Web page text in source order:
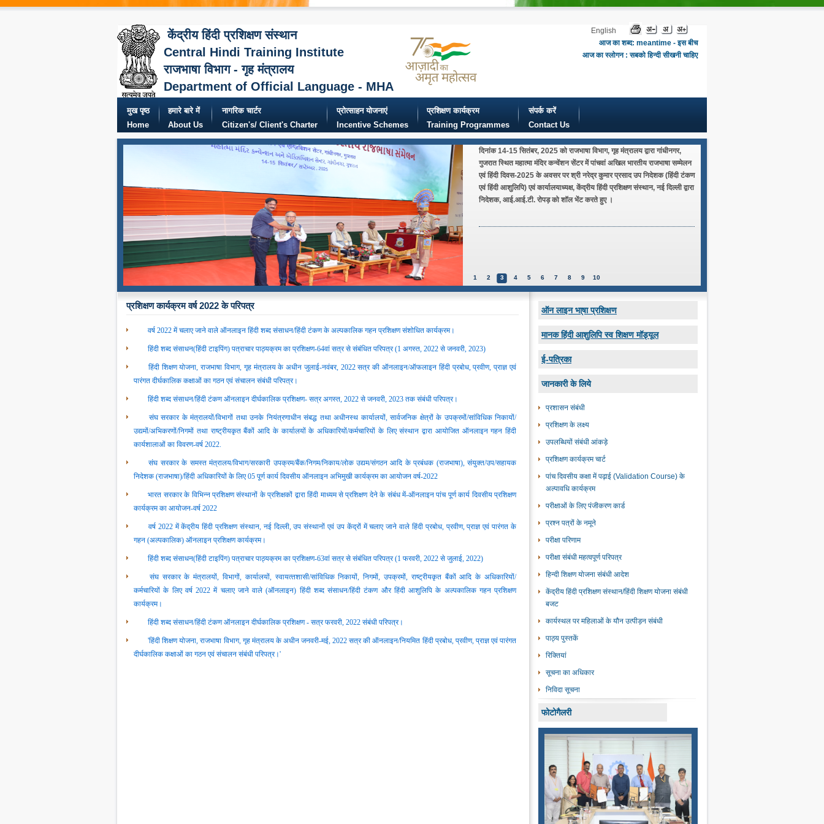
केंद्रीय हिंदी प्रशिक्षण संस्थान
Central Hindi Training Institute
राजभाषा विभाग - गृह मंत्रालय
Department of Official Language - MHA
English
आज का शब्द: meantime - इस बीच
आज का स्लोगन : सबको हिन्दी सीखनी चाहिए
मुख पृष्ठ
Home
हमारे बारे में
About Us
नागरिक चार्टर
Citizen's/ Client's Charter
प्रोत्साहन योजनाएं
Incentive Schemes
प्रशिक्षण कार्यक्रम
Training Programmes
संपर्क करें
Contact Us
दिनांक 14-15 सितंबर, 2025 को राजभाषा विभाग, गृह मंत्रालय द्वारा गांधीनगर,
गुजरात स्थित महात्मा मंदिर कन्वेंशन सेंटर में पांचवां अखिल भारतीय राजभाषा सम्मेलन
एवं हिंदी दिवस-2025 के अवसर पर श्री नरेद्र कुमार प्रसाद उप निदेशक (हिंदी टंकण
एवं हिंदी आशुलिपि) एवं कार्यालयाध्यक्ष, केंद्रीय हिंदी प्रशिक्षण संस्थान, नई दिल्ली द्वारा
निदेशक, आई.आई.टी. रोपड़ को शॉल भेंट करते हुए ।
1 2 3 4 5 6 7 8 9 10
प्रशिक्षण कार्यक्रम वर्ष 2022 के परिपत्र
वर्ष 2022 में चलाए जाने वाले ऑनलाइन हिंदी शब्द संसाधन/हिंदी टंकण के अल्पकालिक गहन प्रशिक्षण संशोधित कार्यक्रम।
हिंदी शब्‍द संसाधन(हिंदी टाइपिंग) पत्राचार पाठ्यक्रम का प्रशिक्षण-64वां सत्र से संबंधित परिपत्र (1 अगस्‍त, 2022 से जनवरी, 2023)
हिंदी शिक्षण योजना, राजभाषा विभाग, गृह मंत्रालय के अधीन जुलाई-नवंबर, 2022 सत्र की ऑनलाइन/ऑफलाइन हिंदी प्रबोध, प्रवीण, प्राज्ञ एवं
पारंगत दीर्घकालिक कक्षाओं का गठन एवं संचालन संबंधी परिपत्र।
हिंदी शब्‍द संसाधन/हिंदी टंकण ऑनलाइन दीर्घकालिक प्रशिक्षण- सत्र अगस्‍त, 2022 से जनवरी, 2023 तक संबंधी परिपत्र।
संघ सरकार के मंत्रालयों/विभागों तथा उनके नियंत्रणाधीन संबद्ध तथा अधीनस्‍थ कार्यालयों, सार्वजनिक क्षेत्रों के उपक्रमों/सांविधिक निकायों/
उद्यमों/अभिकरणों/निगमों तथा राष्‍ट्रीयकृत बैंकों आदि के कार्यालयों के अधिकारियों/कर्मचारियों के लिए संस्‍थान द्वारा आयोजित ऑनलाइन गहन हिंदी
कार्यशालाओं का विवरण-वर्ष 2022.
संघ सरकार के समस्‍त मंत्रालय/विभाग/सरकारी उपक्रम/बैंक/निगम/निकाय/लोक उद्यम/संगठन आदि के प्रबंधक (राजभाषा), संयुक्‍त/उप/सहायक
निदेशक (राजभाषा)/हिंदी अधिकारियों के लिए 05 पूर्ण कार्य दिवसीय ऑनलाइन अभिमुखी कार्यक्रम का आयोजन वर्ष-2022
भारत सरकार के विभिन्‍न प्रशिक्षण संस्‍थानों के प्रशिक्षकों द्वारा हिंदी माध्‍यम से प्रशिक्षण देने के संबंध में-ऑनलाइन पांच पूर्ण कार्य दिवसीय प्रशिक्षण
कार्यक्रम का आयोजन-वर्ष 2022
वर्ष 2022 में केंद्रीय हिंदी प्रशिक्षण संस्‍थान, नई दिल्‍ली, उप संस्‍थानों एवं उप केंद्रों में चलाए जाने वाले हिंदी प्रबोध, प्रवीण, प्राज्ञ एवं पारंगत के
गहन (अल्‍पकालिक) ऑनलाइन प्रशिक्षण कार्यक्रम।
हिंदी शब्‍द संसाधन(हिंदी टाइपिंग) पत्राचार पाठ्यक्रम का प्रशिक्षण-63वां सत्र से संबंधित परिपत्र (1 फरवरी, 2022 से जुलाई, 2022)
संघ सरकार के मंत्रालयों, विभागों, कार्यालयों, स्‍वायत्‍तशासी/सांविधिक निकायों, निगमों, उपक्रमों, राष्‍ट्रीयकृत बैंकों आदि के अधिकारियों/
कर्मचारियों के लिए वर्ष 2022 में चलाए जाने वाले (ऑनलाइन) हिंदी शब्द संसाधन/हिंदी टंकण और हिंदी आशुलिपि के अल्पकालिक गहन प्रशिक्षण
कार्यक्रम।
हिंदी शब्‍द संसाधन/हिंदी टंकण ऑनलाइन दीर्घकालिक प्रशिक्षण - सत्र फरवरी, 2022 संबंधी परिपत्र।
'हिंदी शिक्षण योजना, राजभाषा विभाग, गृह मंत्रालय के अधीन जनवरी-मई, 2022 सत्र की ऑनलाइन/नियमित हिंदी प्रबोध, प्रवीण, प्राज्ञ एवं पारंगत
दीर्घकालिक कक्षाओं का गठन एवं संचालन संबंधी परिपत्र।'
ऑन लाइन भा्षा प्रशिक्षण
मानक हिंदी आशुलिपि स्व शिक्षण मॉड्यूल
ई-पत्रिका
जानकारी के लिये
प्रशासन संबंधी
प्रशिक्षण के लक्ष्‍य
उपलब्धियों संबंधी आंकड़े
प्रशिक्षण कार्यक्रम चार्ट
पांच दिवसीय कक्षा में पढ़ाई (Validation Course) के
अल्‍पावधि कार्यक्रम
परीक्षाओं के लिए पंजीकरण कार्ड
प्रश्न पत्रों के नमूने
परीक्षा परिणाम
परीक्षा संबंधी महत्‍वपूर्ण परिपत्र
हिन्दी शिक्षण योजना संबंधी आदेश
केंद्रीय हिंदी प्रशिक्षण संस्‍थान/हिंदी शिक्षण योजना संबंधी
बजट
कार्यस्‍थल पर महिलाओं के यौन उत्‍पीड़न संबंधी
पाठ्य पुस्तकें
रिक्तियां
सूचना का अधिकार
निविदा सूचना
फोटोगैलरी